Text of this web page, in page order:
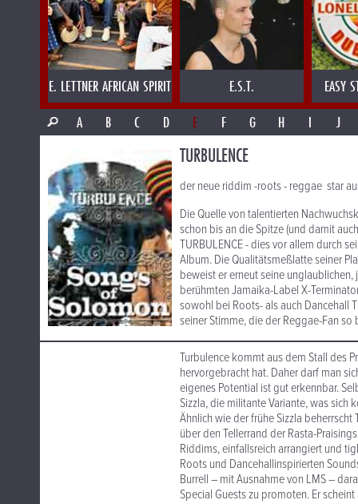
E. LETTNER AFRICAN SPIRIT E.S.T.
EASY
A
B C D E F G H I J
TURBULENCE
der neue riddim -roots - reggae star
Die Quelle von talentierten
schon bis an die Spitze (und damit
TURBULENCE - dies vor allem durch
Album. Die Qualitätsmeßlatte seiner
beweist er erneut seine
berühmten Jamaika-Label X-
sowohl bei Roots- als auch Dancehall
seiner Stimme, die der Reggae-Fan so
Turbulence kommt aus dem Stall des
hervorgebracht hat. Daher darf man
eigenes Potential ist gut erkennbar.
Sizzla, die militante Variante, was
Ähnlich wie der frühe Sizzla
über den Tellerrand der Rasta-
Riddims, einfallsreich arrangiert und
Roots und Dancehallinspirierten
Burrell – mit Ausnahme von LMS –
Special Guests zu promoten. Er